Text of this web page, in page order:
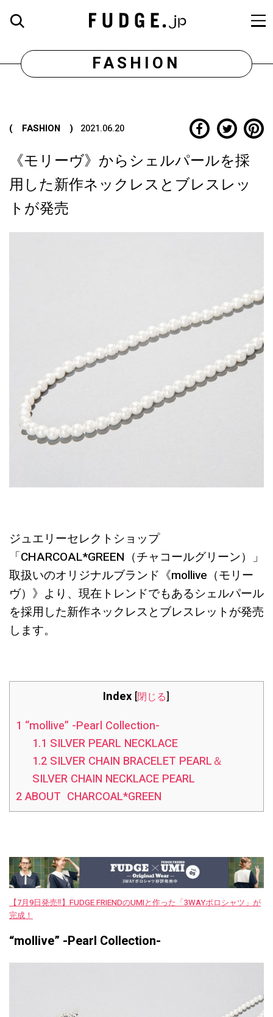
FASHION
( FASHION ) 2021.06.20
《モリーヴ》からシェルパールを採
用した新作ネックレスとブレスレッ
トが発売
ジュエリーセレクトショップ
「CHARCOAL*GREEN（チャコールグリーン）」
取扱いのオリジナルブランド《mollive（モリー
ヴ）》より、現在トレンドでもあるシェルパール
を採用した新作ネックレスとブレスレットが発売
します。
Index [閉じる]
1 “mollive” -Pearl Collection-
1.1 SILVER PEARL NECKLACE
1.2 SILVER CHAIN BRACELET PEARL＆
SILVER CHAIN NECKLACE PEARL
2ABOUT CHARCOAL*GREEN
【7月9日発売‼︎】FUDGE FRIENDのUMIと作った「3WAYポロシャツ」が
完成！
“mollive” -Pearl Collection-